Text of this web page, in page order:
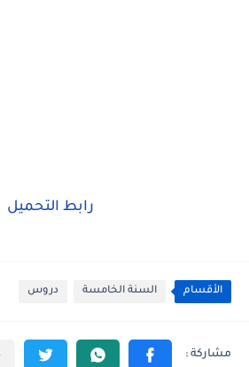
رابط التحميل
الأقسام السنة الخامسة دروس